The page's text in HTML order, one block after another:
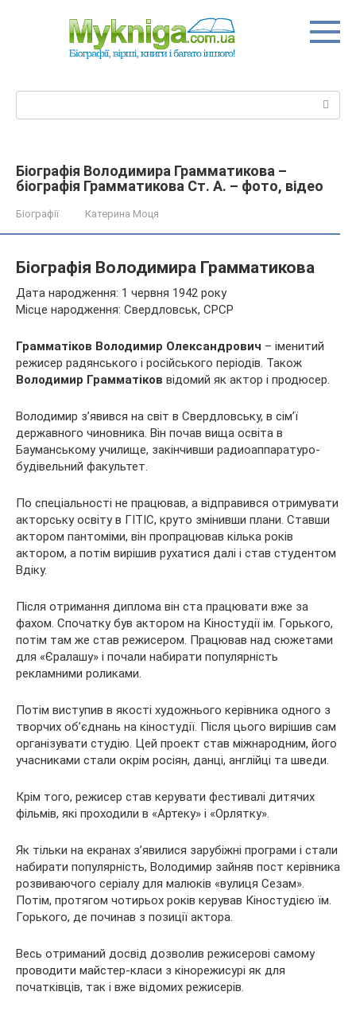
Біографія Володимира Грамматикова –
біографія Грамматикова Ст. А. – фото, відео
Біографії Катерина Моця
Біографія Володимира Грамматикова
Дата народження: 1 червня 1942 року
Місце народження: Свердловськ, СРСР
Грамматіков Володимир Олександрович – іменитий
режисер радянського і російського періодів. Також
Володимир Грамматіков відомий як актор і продюсер.
Володимир з’явився на світ в Свердловську, в сім’ї
державного чиновника. Він почав вища освіта в
Бауманському училище, закінчивши радиоаппаратуро-
будівельний факультет.
По спеціальності не працював, а відправився отримувати
акторську освіту в ГІТІС, круто змінивши плани. Ставши
актором пантоміми, він пропрацював кілька років
актором, а потім вирішив рухатися далі і став студентом
Вдіку.
Після отримання диплома він ста працювати вже за
фахом. Спочатку був актором на Кіностудії ім. Горького,
потім там же став режисером. Працював над сюжетами
для «Єралашу» і почали набирати популярність
рекламними роликами.
Потім виступив в якості художнього керівника одного з
творчих об’єднань на кіностудії. Після цього вирішив сам
організувати студію. Цей проект став міжнародним, його
учасниками стали окрім росіян, данці, англійці та шведи.
Крім того, режисер став керувати фестивалі дитячих
фільмів, які проходили в «Артеку» і «Орлятку».
Як тільки на екранах з’явилися зарубіжні програми і стали
набирати популярність, Володимир зайняв пост керівника
розвиваючого серіалу для малюків «вулиця Сезам».
Потім, протягом чотирьох років керував Кіностудією їм.
Горького, де починав з позиції актора.
Весь отриманий досвід дозволив режисерові самому
проводити майстер-класи з кінорежисурі як для
початківців, так і вже відомих режисерів.